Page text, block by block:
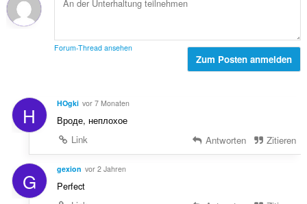
t
g
e
n
e
:
Forum-Thread ansehen
Zum Posten anmelden
H HOgki vor 7 Monaten
Вроде, неплохое
Link
Antworten Zitieren
G gexion vor 2 Jahren
Perfect